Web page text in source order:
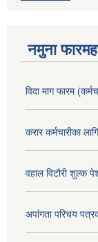
नमुना
विदा माग फारम
करार कर्मचारीका
वहाल विटौरी शुल्क
अपांगता परिचय